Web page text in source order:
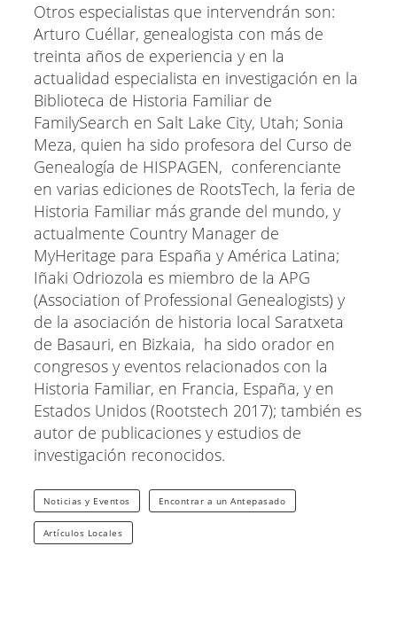
Otros especialistas que intervendrán son:
Arturo Cuéllar, genealogista con más de
treinta años de experiencia y en la
actualidad especialista en investigación en la
Biblioteca de Historia Familiar de
FamilySearch en Salt Lake City, Utah; Sonia
Meza, quien ha sido profesora del Curso de
Genealogía de HISPAGEN, conferenciante
en varias ediciones de RootsTech, la feria de
Historia Familiar más grande del mundo, y
actualmente Country Manager de
MyHeritage para España y América Latina;
Iñaki Odriozola es miembro de la APG
(Association of Professional Genealogists) y
de la asociación de historia local Saratxeta
de Basauri, en Bizkaia, ha sido orador en
congresos y eventos relacionados con la
Historia Familiar, en Francia, España, y en
Estados Unidos (Rootstech 2017); también es
autor de publicaciones y estudios de
investigación reconocidos.
Noticias y Eventos Encontrar a un Antepasado
Artículos Locales